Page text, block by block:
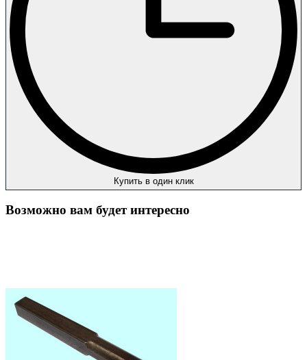
Купить в один клик
Возможно вам будет интересно